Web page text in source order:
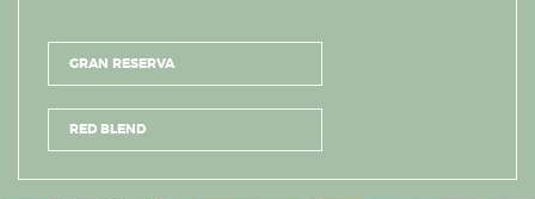
GRAN RESERVA
RED BLEND